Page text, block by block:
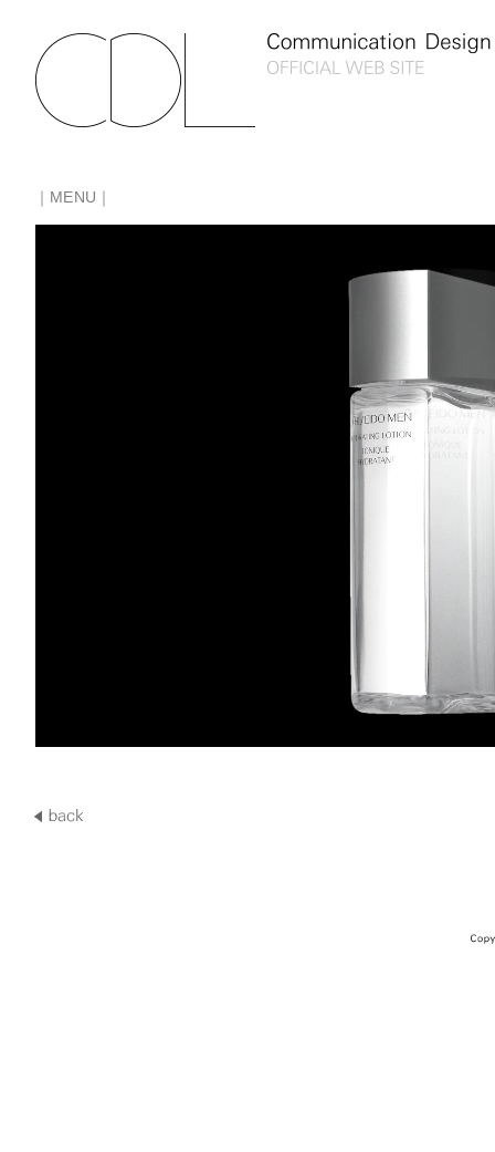
｜MENU｜